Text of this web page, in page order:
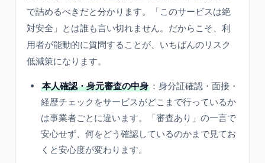
で詰めるべきだと分かります。「このサービスは絶
対安全」とは誰も言い切れません。だからこそ、利
用者が能動的に質問することが、いちばんのリスク
低減策になります。
本人確認・身元審査の中身 ：身分証確認・面接・
経歴チェックをサービスがどこまで行っているか
は事業者ごとに違います。「審査あり」の一言で
安心せず、何をどう確認しているのかまで見てお
くと安心度が変わります。